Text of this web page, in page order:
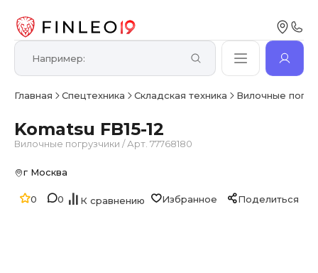
Главная Спецтехника Складская техника Вилочные
Komatsu FB15-12
Вилочные погрузчики /Арт. 77768180
0 0 К сравнению Избранное Поделиться
г Москва